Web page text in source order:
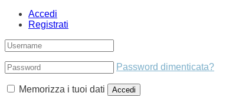
Accedi
Registrati
Password dimenticata?
Memorizza i tuoi dati